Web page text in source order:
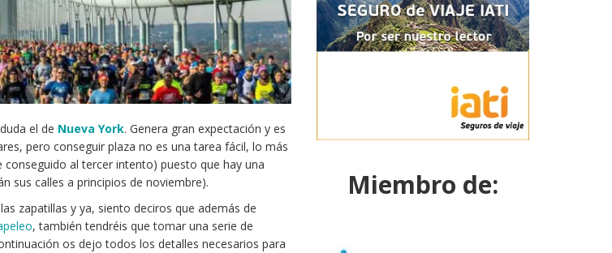
el de Nueva York. Genera gran expectación y es
pero conseguir plaza no es una tarea fácil, lo más
al tercer intento) puesto que hay una
sus calles a principios de noviembre).
zapatillas y ya, siento deciros que además de
, también tendréis que tomar una serie de
os dejo todos los detalles necesarios para
Miembro de: